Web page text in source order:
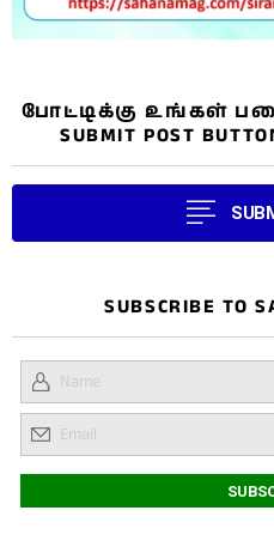
போட்டிக்கு உங்கள்
SUBMIT POST
SUBSCRIBE TO